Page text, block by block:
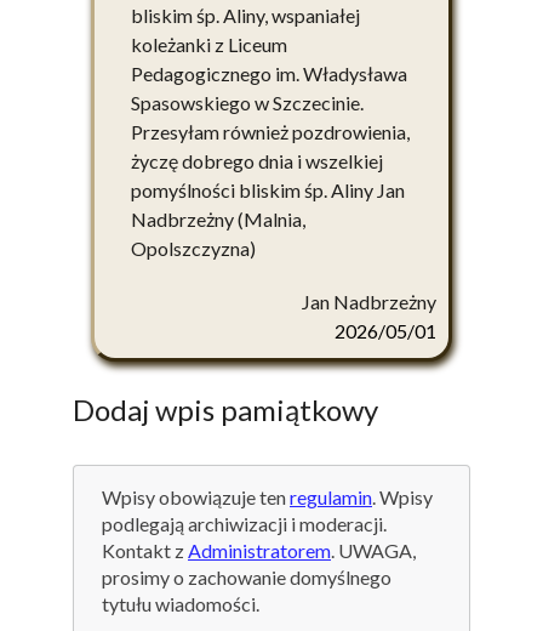
bliskim śp. Aliny, wspaniałej
koleżanki z Liceum
Pedagogicznego im. Władysława
Spasowskiego w Szczecinie.
Przesyłam również pozdrowienia,
życzę dobrego dnia i wszelkiej
pomyślności bliskim śp. Aliny Jan
Nadbrzeżny (Malnia,
Opolszczyzna)
Jan Nadbrzeżny
2026/05/01
Dodaj wpis pamiątkowy
Wpisy obowiązuje tenregulamin. Wpisy
podlegają archiwizacji i moderacji.
Kontakt zAdministratorem. UWAGA,
prosimy o zachowanie domyślnego
tytułu wiadomości.